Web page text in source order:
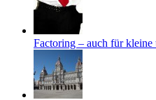
Factoring – auch für